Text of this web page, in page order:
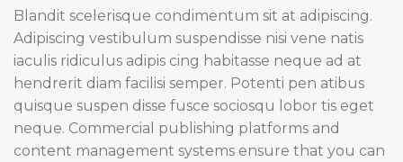
Blandit scelerisque condimentum sit at adipiscing.
Adipiscing vestibulum suspendisse nisi vene natis
iaculis ridiculus adipis cing habitasse neque ad at
hendrerit diam facilisi semper. Potenti pen atibus
quisque suspen disse fusce sociosqu lobor tis eget
neque. Commercial publishing platforms and
content management systems ensure that you can